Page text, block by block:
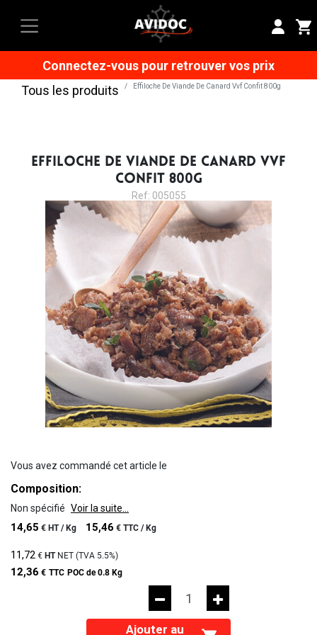
Connectez-vous pour retrouver vos prix
Tous les produits
Effiloche De Viande De Canard Vvf Confit 800g
EFFILOCHE DE VIANDE DE CANARD VVF
CONFIT 800G
Ref: 005055
Vous avez commandé cet article le
Composition:
Non spécifié Voir la suite...
14,65 € HT / Kg 15,46 € TTC / Kg
11,72 € HTNET (TVA 5.5%)
12,36 € TTC POC de 0.8 Kg
Ajouter au